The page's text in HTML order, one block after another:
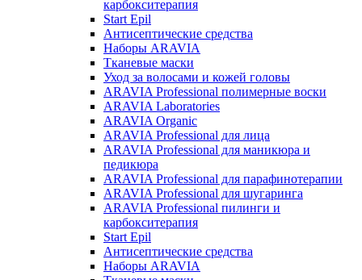
карбокситерапия
Start Epil
Антисептические средства
Наборы ARAVIA
Тканевые маски
Уход за волосами и кожей головы
ARAVIA Professional полимерные воски
ARAVIA Laboratories
ARAVIA Organic
ARAVIA Professional для лица
ARAVIA Professional для маникюра и
педикюра
ARAVIA Professional для парафинотерапии
ARAVIA Professional для шугаринга
ARAVIA Professional пилинги и
карбокситерапия
Start Epil
Антисептические средства
Наборы ARAVIA